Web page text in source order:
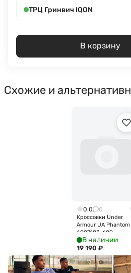
ТРЦ Гринвич IQON
В корзину
Схожие и
0.0 0
Кроссовки Under
Armour UA Phantom
6007183-600
В наличии
19 190 ₽